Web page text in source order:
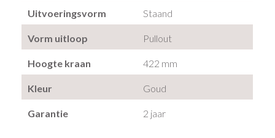
Uitvoeringsvorm Staand
Vorm uitloop Pullout
Hoogte kraan 422 mm
Kleur Goud
Garantie 2 jaar